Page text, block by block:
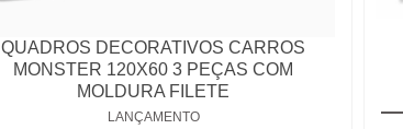
QUADROS DECORATIVOS CARROS
MONSTER 120X60 3 PEÇAS COM
MOLDURA FILETE
LANÇAMENTO